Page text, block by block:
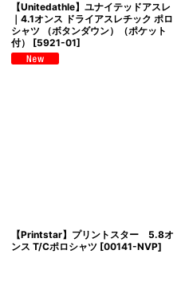
【Unitedathle】ユナイテッドアスレ
｜4.1オンス ドライアスレチック ポロ
シャツ （ボタンダウン）（ポケット
付）
[5921-01]
【Printstar】プリントスター 5.8オ
ンス T/Cポロシャツ [00141-NVP]